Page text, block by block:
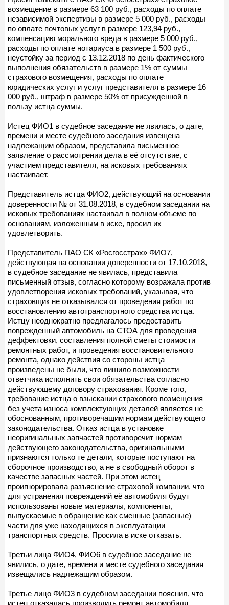
возмещение в размере 63 100 руб., расходы по оплате
независимой экспертизы в размере 5 000 руб., расходы
по оплате почтовых услуг в размере 123,94 руб.,
компенсацию морального вреда в размере 5 000 руб.,
расходы по оплате нотариуса в размере 1 500 руб.,
неустойку за период с 13.12.2018 по день фактического
выполнения обязательств в размере 1% от суммы
страхового возмещения, расходы по оплате
юридических услуг и услуг представителя в размере 16
000 руб., штраф в размере 50% от присужденной в
пользу истца суммы.
Истец ФИО1 в судебное заседание не явилась, о дате,
времени и месте судебного заседания извещена
надлежащим образом, представила письменное
заявление о рассмотрении дела в её отсутствие, с
участием представителя, на исковых требованиях
настаивает.
Представитель истца ФИО2, действующий на основании
доверенности № от 31.08.2018, в судебном заседании на
исковых требованиях настаивал в полном объеме по
основаниям, изложенным в иске, просил их
удовлетворить.
Представитель ПАО СК «Росгосстрах» ФИО7,
действующая на основании доверенности от 17.10.2018,
в судебное заседание не явилась, представила
письменный отзыв, согласно которому возражала против
удовлетворения исковых требований, указывая, что
страховщик не отказывался от проведения работ по
восстановлению автотранспортного средства истца.
Истцу неоднократно предлагалось предоставить
поврежденный автомобиль на СТОА для проведения
деффектовки, составления полной сметы стоимости
ремонтных работ, и проведения восстановительного
ремонта, однако действия со стороны истца
произведены не были, что лишило возможности
ответчика исполнить свои обязательства согласно
действующему договору страхования. Кроме того,
требование истца о взыскании страхового возмещения
без учета износа комплектующих деталей является не
обоснованным, противоречащим нормам действующего
законодательства. Отказ истца в установке
неоригинальных запчастей противоречит нормам
действующего законодательства, оригинальными
признаются только те детали, которые поступают на
сборочное производство, а не в свободный оборот в
качестве запасных частей. При этом истец
проигнорировала разъяснение страховой компании, что
для устранения повреждений её автомобиля будут
использованы новые материалы, компоненты,
выпускаемые в обращение как сменные (запасные)
части для уже находящихся в эксплуатации
транспортных средств. Просила в иске отказать.
Третьи лица ФИО4, ФИО6 в судебное заседание не
явились, о дате, времени и месте судебного заседания
извещались надлежащим образом.
Третье лицо ФИО3 в судебном заседании пояснил, что
истец отказалась производить ремонт автомобиля,